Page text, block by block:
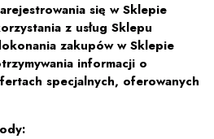
się w Sklepie
z usług Sklepu
zakupów w Sklepie
informacji o
specjalnych, oferowanych